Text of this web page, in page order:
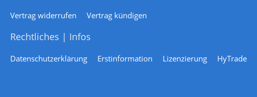
Vertrag widerrufen Vertrag kündigen
Rechtliches | Infos
Datenschutzerklärung Erstinformation Lizenzierung HyTrade